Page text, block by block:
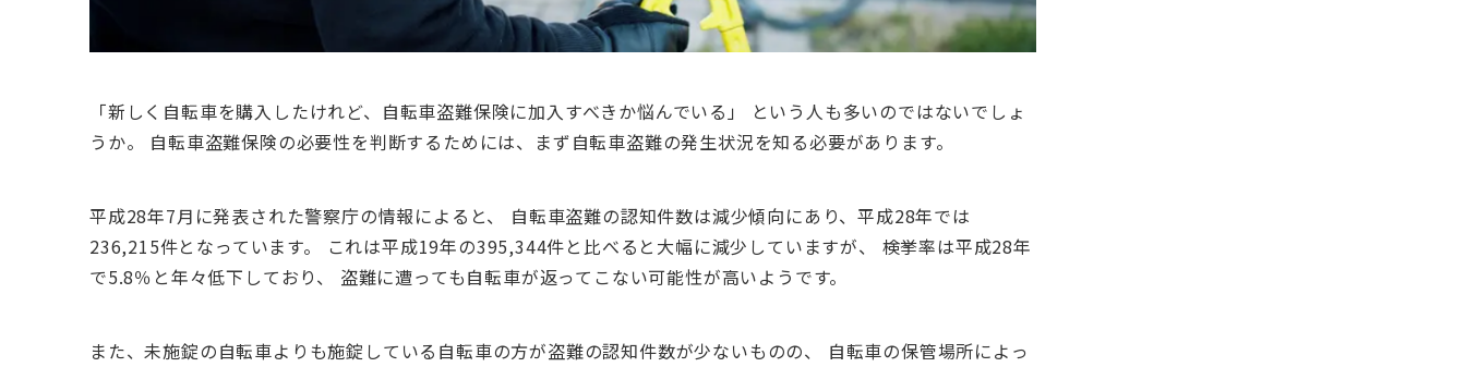
「新しく自転車を購入したけれど、自転車盗難保険に加入すべきか悩んでいる」 という人も多いのではないでしょ
うか。 自転車盗難保険の必要性を判断するためには、まず自転車盗難の発生状況を知る必要があります。
平成28年7月に発表された警察庁の情報によると、 自転車盗難の認知件数は減少傾向にあり、平成28年では
236,215件となっています。 これは平成19年の395,344件と比べると大幅に減少していますが、 検挙率は平成28年
で5.8％と年々低下しており、 盗難に遭っても自転車が返ってこない可能性が高いようです。
また、未施錠の自転車よりも施錠している自転車の方が盗難の認知件数が少ないものの、 自転車の保管場所によっ